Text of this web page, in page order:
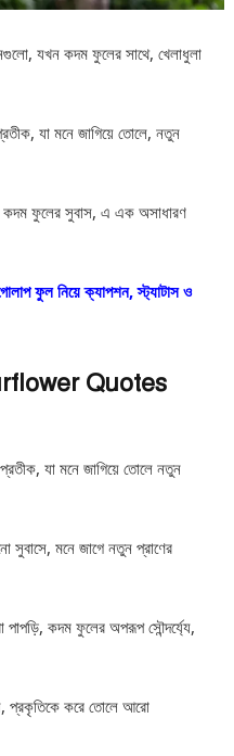
যখন কদম ফুলের সাথে, খেলাধুলা
যা মনে জাগিয়ে তোলে, নতুন
কদম ফুলের সুবাস, এ এক অসাধারণ
ফুল নিয়ে ক্যাপশন, স্ট্যাটাস ও
Quotes
যা মনে জাগিয়ে তোলে নতুন
সুবাসে, মনে জাগে নতুন প্রাণের
পাপড়ি, কদম ফুলের অপরূপ সৌন্দর্য্যে,
প্রকৃতিকে করে তোলে আরো